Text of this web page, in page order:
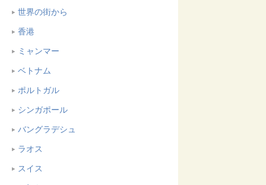
世界の街から
香港
ミャンマー
ベトナム
ポルトガル
シンガポール
バングラデシュ
ラオス
スイス